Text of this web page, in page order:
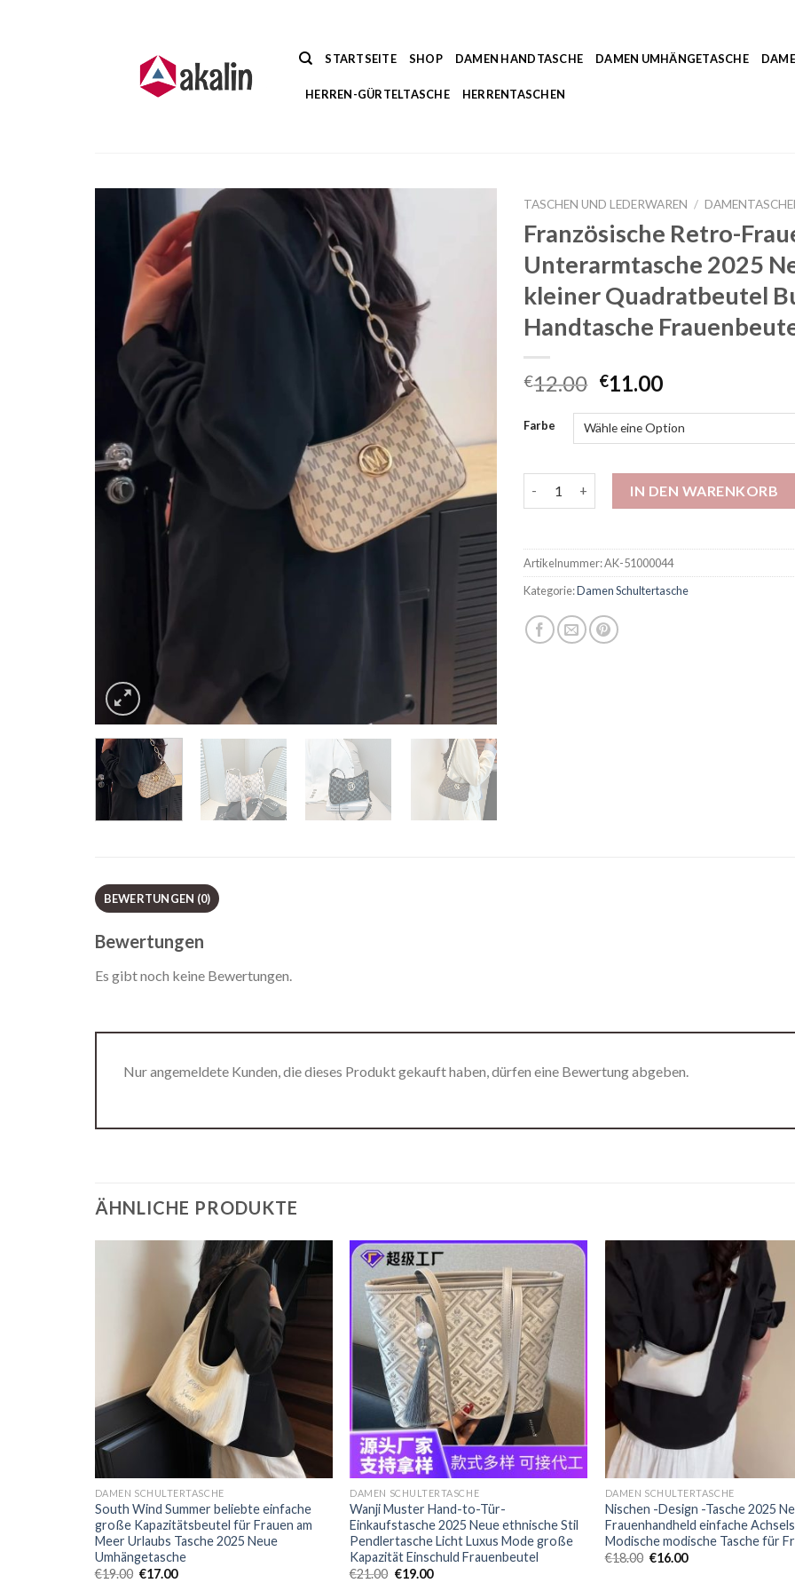
STARTSEITE SHOP DAMEN HANDTASCHE DAMEN UMHÄNGETASCHE
HERREN-GÜRTELTASCHE HERRENTASCHEN
TASCHEN UND LEDERWAREN /
Französische Retro-
Unterarmtasche 2025
kleiner Quadratbeutel
Handtasche
€12.00 €11.00
Farbe
IN DEN WARENKORB
Artikelnummer:AK-51000044
Kategorie:Damen Schultertasche
BEWERTUNGEN (0)
Bewertungen
Es gibt noch keine Bewertungen.
Nur angemeldete Kunden, die dieses Produkt gekauft haben, dürfen eine Bewertung abgeben.
ÄHNLICHE PRODUKTE
DAMEN SCHULTERTASCHE
South Wind Summer beliebte einfache
große Kapazitätsbeutel für Frauen am
Meer Urlaubs Tasche 2025 Neue
Umhängetasche
€19.00 €17.00
DAMEN SCHULTERTASCHE
Wanji Muster Hand-to-Tür-
Einkaufstasche 2025 Neue ethnische Stil
Pendlertasche Licht Luxus Mode große
Kapazität Einschuld Frauenbeutel
€21.00 €19.00
DAMEN SCHULTERTASCHE
Nischen -Design -Tasche 2025
Frauenhandheld einfache
Modische modische Tasche für
€18.00 €16.00